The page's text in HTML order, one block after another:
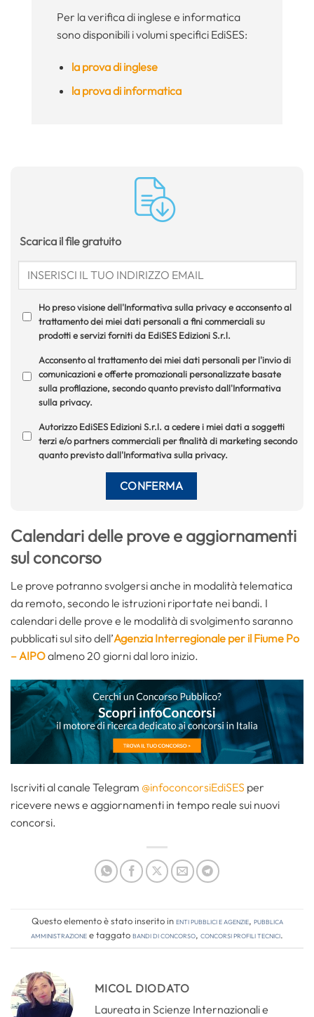
Per la verifica di inglese e informatica
sono disponibili i volumi specifici EdiSES:
la prova di inglese
la prova di informatica
Scarica il file gratuito
Ho preso visione dell'Informativa sulla privacy e acconsento al
trattamento dei miei dati personali a fini commerciali su
prodotti e servizi forniti da EdiSES Edizioni S.r.l.
Acconsento al trattamento dei miei dati personali per l'invio di
comunicazioni e offerte promozionali personalizzate basate
sulla profilazione, secondo quanto previsto dall'Informativa
sulla privacy.
Autorizzo EdiSES Edizioni S.r.l. a cedere i miei dati a soggetti
terzi e/o partners commerciali per finalità di marketing secondo
quanto previsto dall'Informativa sulla privacy.
Calendari delle prove e aggiornamenti
sul concorso
Le prove potranno svolgersi anche in modalità telematica
da remoto, secondo le istruzioni riportate nei bandi. I
calendari delle prove e le modalità di svolgimento saranno
pubblicati sul sito dell’Agenzia Interregionale per il Fiume Po
– AIPOalmeno 20 giorni dal loro inizio.
Iscriviti al canale Telegram @infoconcorsiEdiSES per
ricevere news e aggiornamenti in tempo reale sui nuovi
concorsi.
Questo elemento è stato inserito inEnti pubblici e agenzie, Pubblica
amministrazionee taggatobandi di concorso, concorsi profili tecnici.
MICOL DIODATO
Laureata in Scienze Internazionali e